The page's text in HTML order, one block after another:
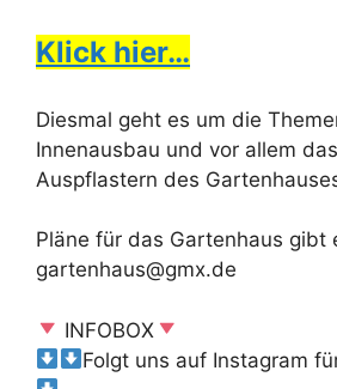
Klick hier…
Diesmal geht es um die
Innenausbau und vor allem
Auspflastern des
Pläne für das Gartenhaus gibt
gartenhaus@gmx.de
INFOBOX
Folgt uns auf Instagram